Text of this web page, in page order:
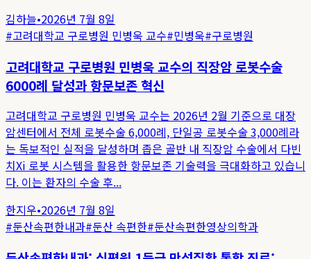
김하늘•2026년 7월 8일
#고려대학교 구로병원 민병욱 교수#민병욱#구로병원
고려대학교 구로병원 민병욱 교수의 직장암 로봇수술
6000례 달성과 항문보존 혁신
고려대학교 구로병원 민병욱 교수는 2026년 2월 기준으로 대장
암센터에서 전체 로봇수술 6,000례, 단일공 로봇수술 3,000례라
는 독보적인 실적을 달성하며 좁은 골반 내 직장암 수술에서 다빈
치Xi 로봇 시스템을 활용한 항문보존 기술력을 극대화하고 있습니
다. 이는 환자의 수술 후...
한지우•2026년 7월 8일
#둔산속편한내과#둔산 속편한#둔산속편한영상의학과